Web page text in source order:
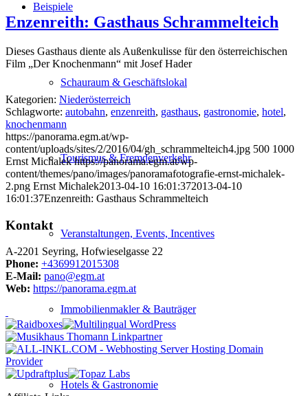
Beispiele
Schauraum & Geschäftslokal
Tourismus & Fremdenverkehr
Veranstaltungen, Events, Incentives
Immobilienmakler & Bauträger
Hotels & Gastronomie
Enzenreith: Gasthaus Schrammelteich
Dieses Gasthaus diente als Außenkulisse für den österreichischen
Film „Der Knochenmann“ mit Josef Hader
Kategorien: Niederösterreich
Schlagworte: autobahn, enzenreith, gasthaus, gastronomie, hotel,
knochenmann
https://panorama.egm.at/wp-
content/uploads/sites/2/2016/04/gh_schrammelteich4.jpg 500 1000
Ernst Michalek https://panorama.egm.at/wp-
content/themes/pano/images/panoramafotografie-ernst-michalek-
2.png Ernst Michalek2013-04-10 16:01:372013-04-10
16:01:37Enzenreith: Gasthaus Schrammelteich
Kontakt
A-2201 Seyring, Hofwieselgasse 22
Phone: +4369912015308
E-Mail: pano@egm.at
Web: https://panorama.egm.at